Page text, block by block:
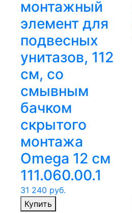
монтажный
элемент для
подвесных
унитазов, 112
см, со
смывным
бачком
скрытого
монтажа
Omega 12 см
111.060.00.1
31 240 руб.
Купить